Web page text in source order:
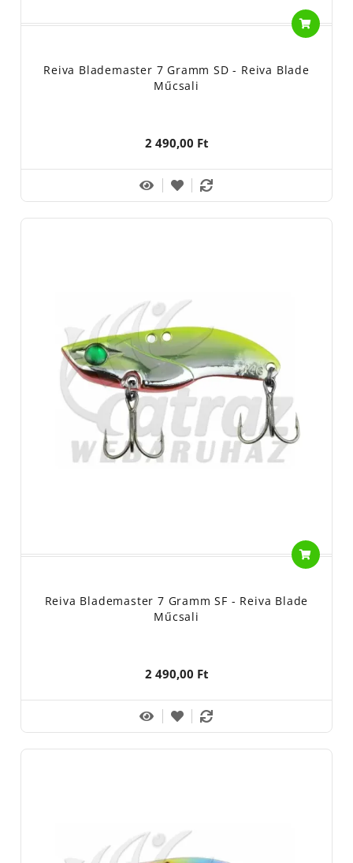
Reiva Blademaster 7 Gramm SD - Reiva Blade
Műcsali
2 490,00 Ft
Reiva Blademaster 7 Gramm SF - Reiva Blade
Műcsali
2 490,00 Ft